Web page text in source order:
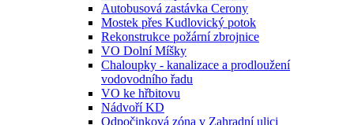
Autobusová zastávka Cerony
Mostek přes Kudlovický potok
Rekonstrukce požární zbrojnice
VO Dolní Míšky
Chaloupky - kanalizace a prodloužení
vodovodního řadu
VO ke hřbitovu
Nádvoří KD
Odpočinková zóna v Zahradní ulici